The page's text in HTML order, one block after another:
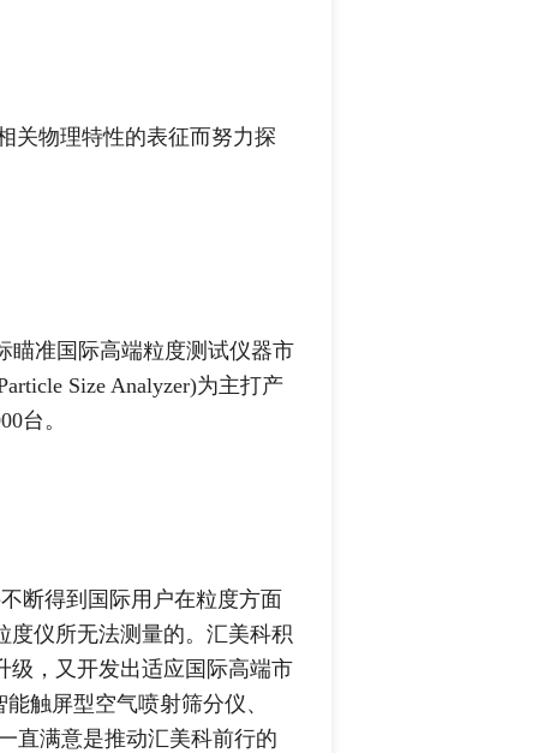
物理特性的表征而努力探
准国际高端粒度测试仪器市
Size Analyzer)为主打产
台。
得到国际用户在粒度方面
度仪所无法测量的。汇美科积
级，又开发出适应国际高端市
触屏型空气喷射筛分仪、
直满意是推动汇美科前行的